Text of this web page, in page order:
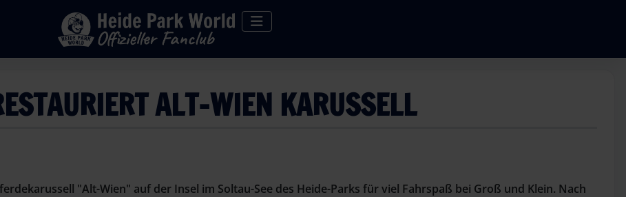
ALT-WIEN KARUSSELL
"Alt-Wien" auf der Insel im Soltau-See des Heide-Parks für viel Fahrspaß bei Groß und Klein. Nach